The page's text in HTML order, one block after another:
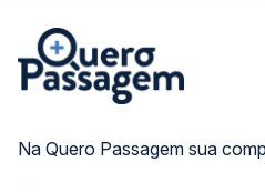
Na Quero Passagem sua